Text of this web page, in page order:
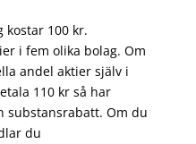
kostar 100 kr.
i fem olika bolag. Om
andel aktier själv i
110 kr så har
substansrabatt. Om du
du